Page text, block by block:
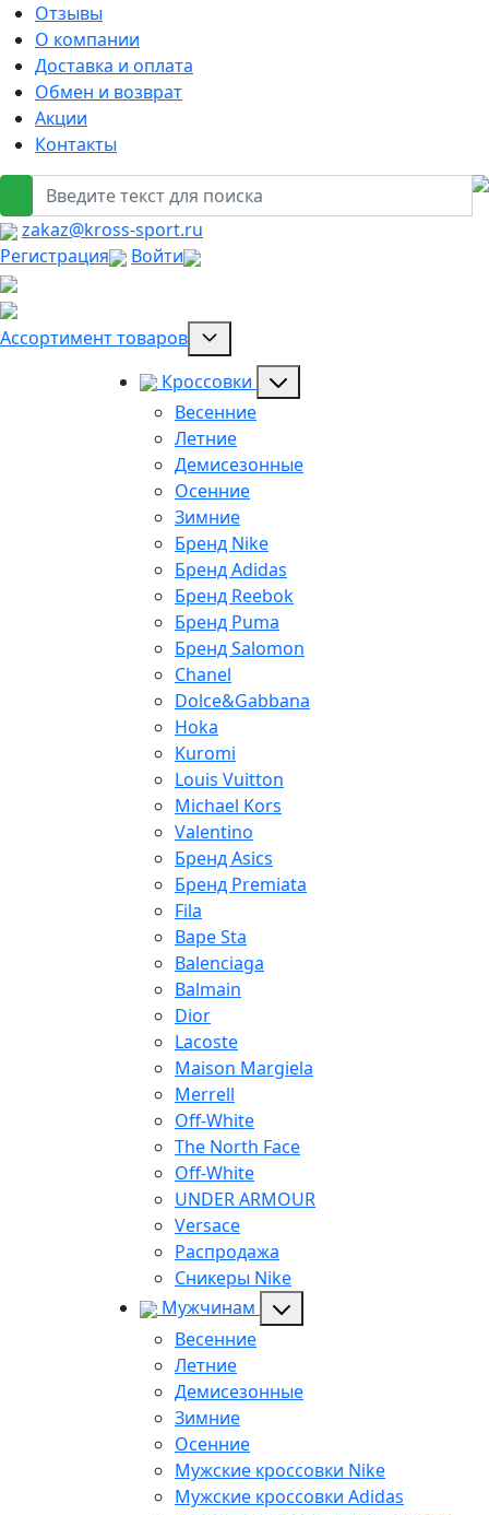
Отзывы
О компании
Доставка и оплата
Обмен и возврат
Акции
Контакты
zakaz@kross-sport.ru
Регистрация
Войти
Ассортимент товаров
Кроссовки
Весенние
Летние
Демисезонные
Осенние
Зимние
Бренд Nike
Бренд Adidas
Бренд Reebok
Бренд Puma
Бренд Salomon
Chanel
Dolce&Gabbana
Hoka
Kuromi
Louis Vuitton
Michael Kors
Valentino
Бренд Asics
Бренд Premiata
Fila
Bape Sta
Balenciaga
Balmain
Dior
Lacoste
Maison Margiela
Merrell
Off-White
The North Face
Off-White
UNDER ARMOUR
Versace
Распродажа
Сникеры Nike
Мужчинам
Весенние
Летние
Демисезонные
Зимние
Осенние
Мужские кроссовки Nike
Мужские кроссовки Adidas